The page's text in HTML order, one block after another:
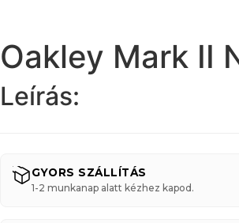
Oakley Mark II
Leírás:
GYORS SZÁLLÍTÁS
1-2 munkanap alatt kézhez kapod.